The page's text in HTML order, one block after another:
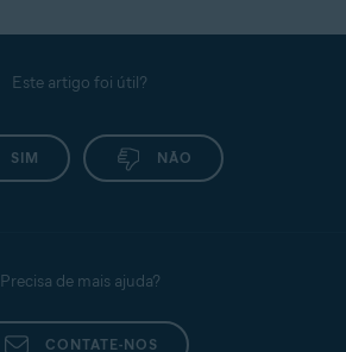
Este artigo foi útil?
SIM NÃO
Precisa de mais ajuda?
CONTATE-NOS